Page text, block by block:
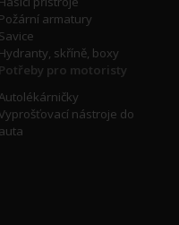
Požární armatury
Savice
Hydranty, skříně, boxy
Potřeby pro motoristy
nástroje do
auta